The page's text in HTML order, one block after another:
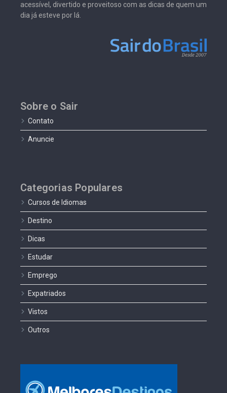
acessível, divertido e proveitoso com as dicas de quem um
dia já esteve por lá.
Sobre o Sair
Contato
Anuncie
Categorias Populares
Cursos de Idiomas
Destino
Dicas
Estudar
Emprego
Expatriados
Vistos
Outros